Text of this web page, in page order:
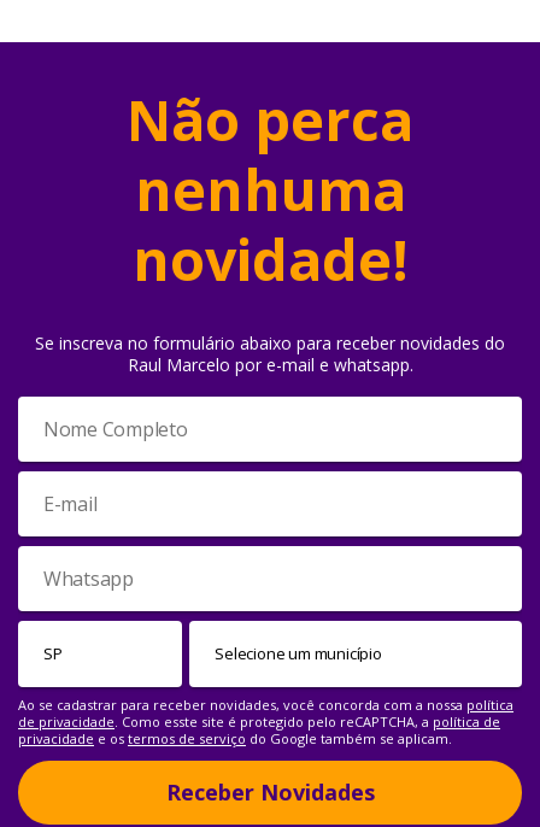
Não perca
nenhuma
novidade!
Se inscreva no formulário abaixo para receber novidades do
Raul Marcelo por e-mail e whatsapp.
Ao se cadastrar para receber novidades, você concorda com a nossa política
de privacidade . Como esste site é protegido pelo reCAPTCHA, a política de
privacidade e os termos de serviço do Google também se aplicam.
Receber Novidades